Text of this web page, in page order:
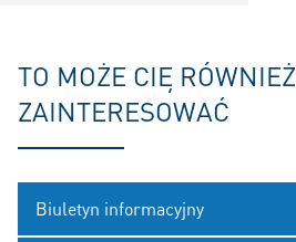
TO MOŻE CIĘ RÓWNIEŻ
ZAINTERESOWAĆ
Biuletyn informacyjny